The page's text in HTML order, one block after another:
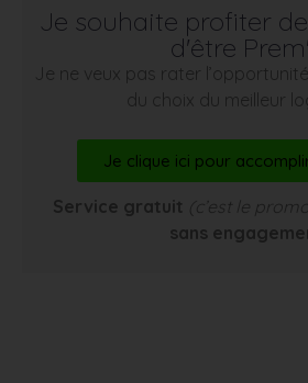
Je souhaite profiter
d'être
Je ne veux pas rater
du choix du meilleur
Je clique ici pour
Service gratuit (c’est le
sans